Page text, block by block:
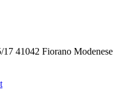
17 41042 Fiorano Modenese